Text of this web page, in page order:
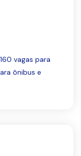
vagas para
ônibus e